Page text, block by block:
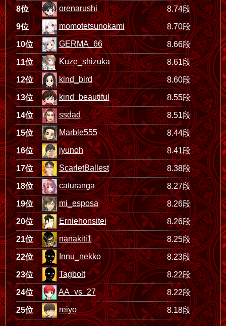
8位 orenarushi 8.74段
9位 momotetsunokami 8.70段
10位 GERMA_66 8.66段
11位 Kuze_shizuka 8.61段
12位 kind_bird 8.60段
13位 kind_beautiful 8.55段
14位 ssdad 8.51段
15位 Marble555 8.44段
16位 jyunoh 8.41段
17位 ScarletBallest 8.38段
18位 caturanga 8.27段
19位 mi_esposa 8.26段
20位 Erniehonsitei 8.26段
21位 nanakiti1 8.25段
22位 Innu_nekko 8.23段
23位 Tagbolt 8.22段
24位 AA_vs_27 8.22段
25位 reiyo 8.18段